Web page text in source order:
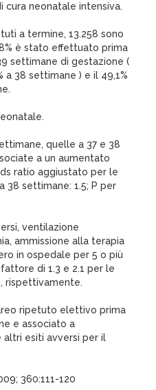
cura neonatale intensiva.
a termine, 13.258 sono
è stato effettuato prima
settimane di gestazione (
a 38 settimane ) e il 49,1%
quelle a 37 e 38
a un aumentato
ratio aggiustato per le
38 settimane: 1.5; P per
ventilazione
ammissione alla terapia
in ospedale per 5 o più
di 1.3 e 2.1 per le
rispettivamente.
ripetuto elettivo prima
e associato a
altri esiti avversi per il
360:111-120